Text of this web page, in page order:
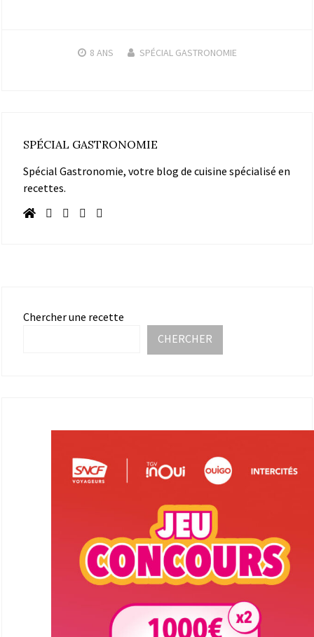
8 ANS SPÉCIAL GASTRONOMIE
SPÉCIAL GASTRONOMIE
Spécial Gastronomie, votre blog de cuisine spécialisé en
recettes.
Chercher une recette
CHERCHER